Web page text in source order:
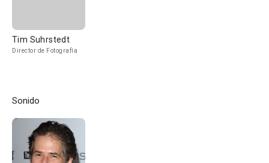
Tim Suhrstedt
Director de Fotografía
Sonido